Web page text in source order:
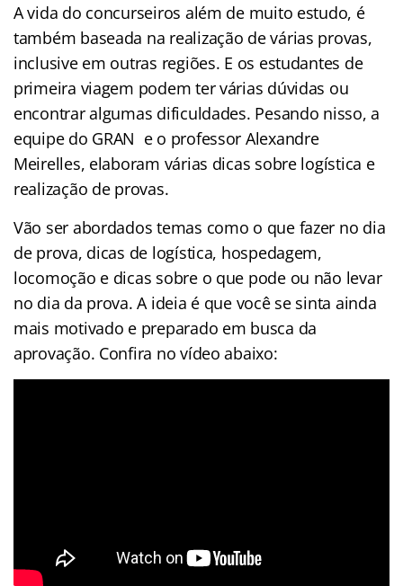
A vida do concurseiros além de muito estudo, é
também baseada na realização de várias provas,
inclusive em outras regiões. E os estudantes de
primeira viagem podem ter várias dúvidas ou
encontrar algumas dificuldades. Pesando nisso, a
equipe do GRAN e o professor Alexandre
Meirelles, elaboram várias dicas sobre logística e
realização de provas.
Vão ser abordados temas como o que fazer no dia
de prova, dicas de logística, hospedagem,
locomoção e dicas sobre o que pode ou não levar
no dia da prova. A ideia é que você se sinta ainda
mais motivado e preparado em busca da
aprovação. Confira no vídeo abaixo: